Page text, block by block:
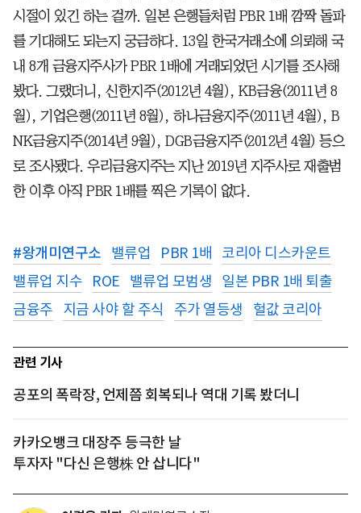
시절이 있긴 하는 걸까. 일본 은행들처럼 PBR 1배 깜짝 돌파
를 기대해도 되는지 궁금하다. 13일 한국거래소에 의뢰해 국
내 8개 금융지주사가 PBR 1배에 거래되었던 시기를 조사해
봤다. 그랬더니, 신한지주(2012년 4월), KB금융(2011년 8
월), 기업은행(2011년 8월), 하나금융지주(2011년 4월), B
NK금융지주(2014년 9월), DGB금융지주(2012년 4월) 등으
로 조사됐다. 우리금융지주는 지난 2019년 지주사로 재출범
한 이후 아직 PBR 1배를 찍은 기록이 없다.
#왕개미연구소 밸류업 PBR 1배
코리아 디스카운트
밸류업 지수
ROE 밸류업 모범생
일본 PBR 1배 퇴출
금융주
지금 사야 할 주식 주가 열등생 헐값 코리아
관련 기사
공포의 폭락장, 언제쯤 회복되나 역대 기록 봤더니
카카오뱅크 대장주 등극한 날
투자자 "다신 은행株 안 삽니다"